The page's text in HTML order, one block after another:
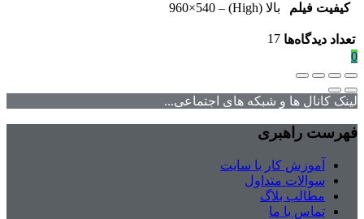
کیفیت فیلم بالا (High) – 960×540
تعداد دیدگاه‌ها 17
0
لینک کانال ها و شبکه های اجتماعی...
فهرست راهبری
آموزش کار با سایت
سوالات متداول
مطالب بلاگ
تماس با ما